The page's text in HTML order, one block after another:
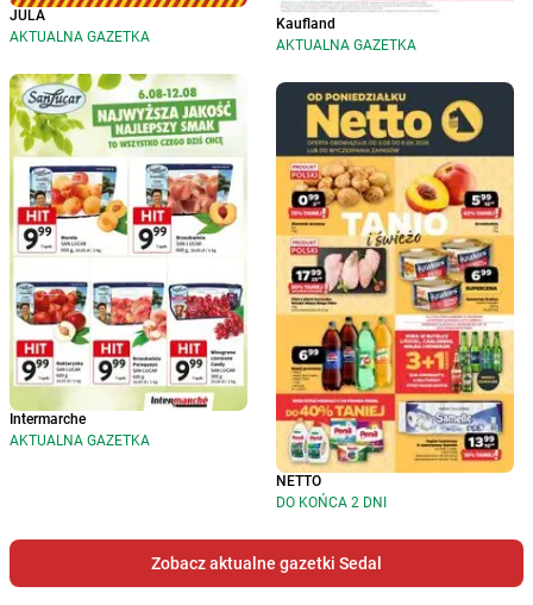
JULA
AKTUALNA GAZETKA
Intermarche
AKTUALNA GAZETKA
Kaufland
AKTUALNA GAZETKA
NETTO
DO KOŃCA 2 DNI
Zobacz aktualne gazetki Sedal